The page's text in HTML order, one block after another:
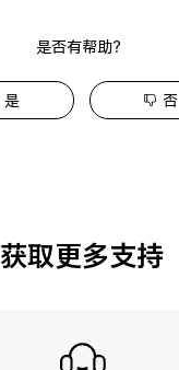
是否有帮助？
是 否
获取更多支持